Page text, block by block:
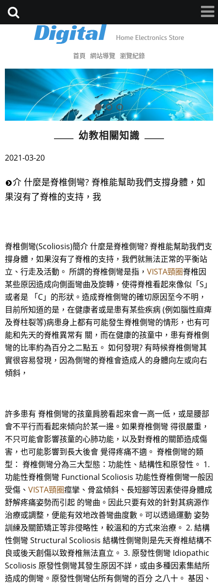
首頁 網站導覽 瀏覽紀錄
幼教相關知識
2021-03-20
介 什麼是脊椎側彎? 脊椎能幫助我們支撐身體，如
果沒有了脊椎的支持，我
脊椎側彎(Scoliosis)簡介 什麼是脊椎側彎? 脊椎能幫助我們支
撐身體，如果沒有了脊椎的支持，我們就無法正常的平衡站
立、行走及活動。 所謂的脊椎側彎是指， VISTA頸圈脊椎因
某些原因造成向側面彎曲及旋轉，使得脊椎看起來像似「S」
或者是 「C」的形狀。造成脊椎側彎的確切原因至今不明，
目前所知道的是，在健康者或是患有某些疾病 (例如腦性麻痺
及脊柱裂等)病患身上都有可能發生脊椎側彎的情形，也有可
能和先天的脊椎異常有 關，而在健康的孩童中，患有脊椎側
彎的比率約為百分之二點五。 如何發現? 有時候脊椎側彎其
實很容易發現，因為側彎的脊椎會造成人的身體向左或向右
傾斜，
許多患有 脊椎側彎的孩童肩膀看起來會一高一低，或是腰部
會不平行而看起來傾向於某一邊。如果脊椎側彎 得很嚴重，
不只可能會影響孩童的心肺功能，以及對脊椎的關節造成傷
害，也可能影響到長大後會 覺得疼痛不適。 脊椎側彎的類
型： 脊椎側彎分為三大型態：功能性、結構性和原發性。 1.
功能性脊椎側彎 Functional Scoliosis 功能性脊椎側彎一般因
受傷、 VISTA頸圈痙攣、骨盆傾斜、長短腳等因素使得身體成
舒解疼痛姿勢而引起 的彎曲。因此只要有效的針對其病源作
治療或調整，便能有效地改善彎曲度數。可以透過運動 姿勢
訓練及關節矯正等非侵略性，較溫和的方式來治療。 2. 結構
性側彎 Structural Scoliosis 結構性側彎則是先天脊椎結構不
良或後天創傷以致脊椎無法直立。 3. 原發性側彎 Idiopathic
Scoliosis 原發性側彎其發生原因不詳，或由多種因素集結所
造成的側彎。原發性側彎佔所有側彎的百分 之八十。 基因、